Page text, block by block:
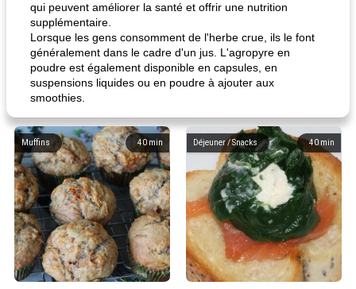
qui peuvent améliorer la santé et offrir une nutrition
supplémentaire.
Lorsque les gens consomment de l'herbe crue, ils le font
généralement dans le cadre d'un jus. L'agropyre en
poudre est également disponible en capsules, en
suspensions liquides ou en poudre à ajouter aux
smoothies.
40 min
Muffins 40 min
Déjeuner / Snacks